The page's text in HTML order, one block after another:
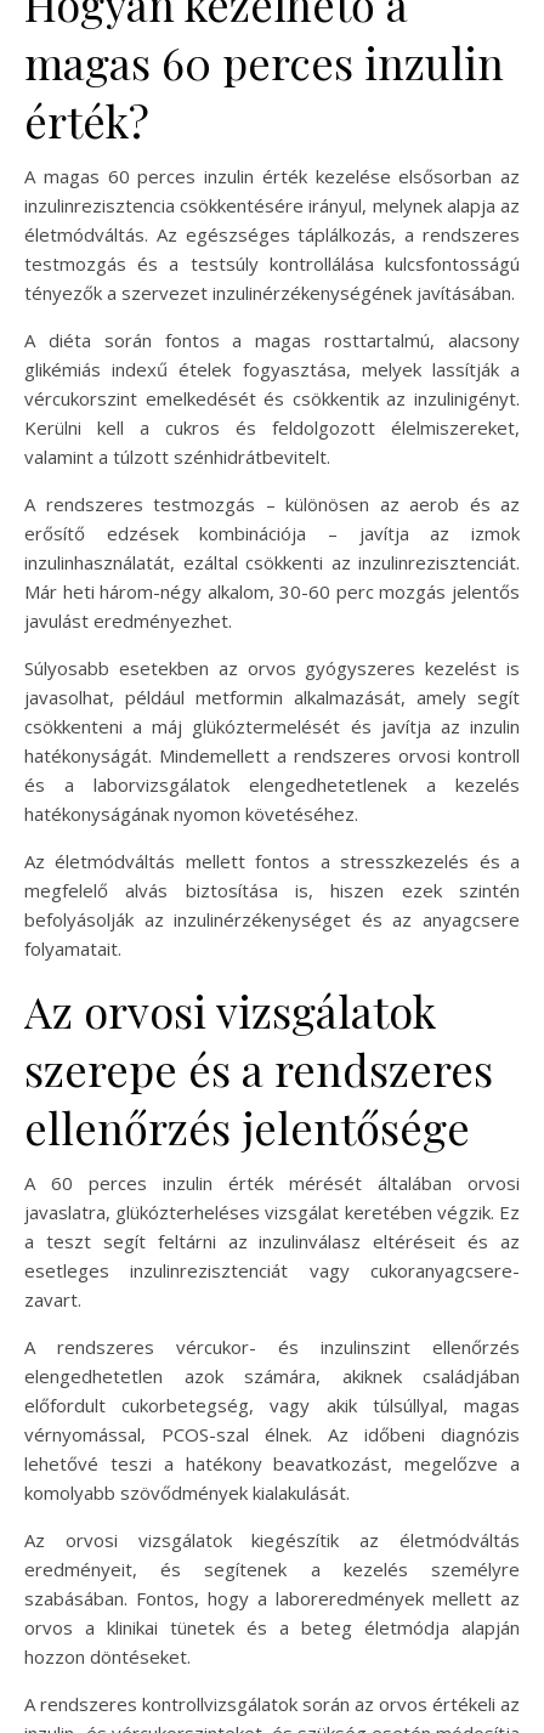
magas 60 perces inzulin
érték?
A magas 60 perces inzulin érték kezelése elsősorban az
inzulinrezisztencia csökkentésére irányul, melynek alapja az
életmódváltás. Az egészséges táplálkozás, a rendszeres
testmozgás és a testsúly kontrollálása kulcsfontosságú
tényezők a szervezet inzulinérzékenységének javításában.
A diéta során fontos a magas rosttartalmú, alacsony
glikémiás indexű ételek fogyasztása, melyek lassítják a
vércukorszint emelkedését és csökkentik az inzulinigényt.
Kerülni kell a cukros és feldolgozott élelmiszereket,
valamint a túlzott szénhidrátbevitelt.
A rendszeres testmozgás – különösen az aerob és az
erősítő edzések kombinációja – javítja az izmok
inzulinhasználatát, ezáltal csökkenti az inzulinrezisztenciát.
Már heti három-négy alkalom, 30-60 perc mozgás jelentős
javulást eredményezhet.
Súlyosabb esetekben az orvos gyógyszeres kezelést is
javasolhat, például metformin alkalmazását, amely segít
csökkenteni a máj glükóztermelését és javítja az inzulin
hatékonyságát. Mindemellett a rendszeres orvosi kontroll
és a laborvizsgálatok elengedhetetlenek a kezelés
hatékonyságának nyomon követéséhez.
Az életmódváltás mellett fontos a stresszkezelés és a
megfelelő alvás biztosítása is, hiszen ezek szintén
befolyásolják az inzulinérzékenységet és az anyagcsere
folyamatait.
Az orvosi vizsgálatok
szerepe és a rendszeres
ellenőrzés jelentősége
A 60 perces inzulin érték mérését általában orvosi
javaslatra, glükózterheléses vizsgálat keretében végzik. Ez
a teszt segít feltárni az inzulinválasz eltéréseit és az
esetleges inzulinrezisztenciát vagy cukoranyagcsere-
zavart.
A rendszeres vércukor- és inzulinszint ellenőrzés
elengedhetetlen azok számára, akiknek családjában
előfordult cukorbetegség, vagy akik túlsúllyal, magas
vérnyomással, PCOS-szal élnek. Az időbeni diagnózis
lehetővé teszi a hatékony beavatkozást, megelőzve a
komolyabb szövődmények kialakulását.
Az orvosi vizsgálatok kiegészítik az életmódváltás
eredményeit, és segítenek a kezelés személyre
szabásában. Fontos, hogy a laboreredmények mellett az
orvos a klinikai tünetek és a beteg életmódja alapján
hozzon döntéseket.
A rendszeres kontrollvizsgálatok során az orvos értékeli az